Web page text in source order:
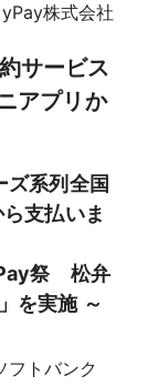
株式会社
サービス
アプリか
ズ系列全国
支払いま
祭 松弁
を実施 ～
トバンク